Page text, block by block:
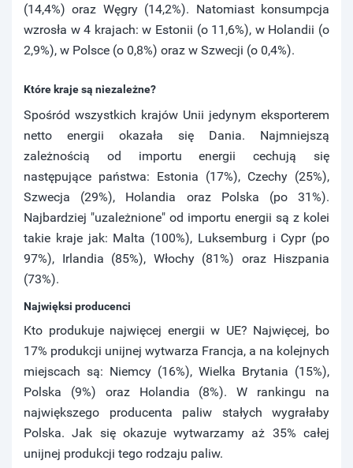
(14,4%) oraz Węgry (14,2%). Natomiast konsumpcja
wzrosła w 4 krajach: w Estonii (o 11,6%), w Holandii (o
2,9%), w Polsce (o 0,8%) oraz w Szwecji (o 0,4%).
Które kraje są niezależne?
Spośród wszystkich krajów Unii jedynym eksporterem
netto energii okazała się Dania. Najmniejszą
zależnością od importu energii cechują się
następujące państwa: Estonia (17%), Czechy (25%),
Szwecja (29%), Holandia oraz Polska (po 31%).
Najbardziej "uzależnione" od importu energii są z kolei
takie kraje jak: Malta (100%), Luksemburg i Cypr (po
97%), Irlandia (85%), Włochy (81%) oraz Hiszpania
(73%).
Najwięksi producenci
Kto produkuje najwięcej energii w UE? Najwięcej, bo
17% produkcji unijnej wytwarza Francja, a na kolejnych
miejscach są: Niemcy (16%), Wielka Brytania (15%),
Polska (9%) oraz Holandia (8%). W rankingu na
największego producenta paliw stałych wygrałaby
Polska. Jak się okazuje wytwarzamy aż 35% całej
unijnej produkcji tego rodzaju paliw.